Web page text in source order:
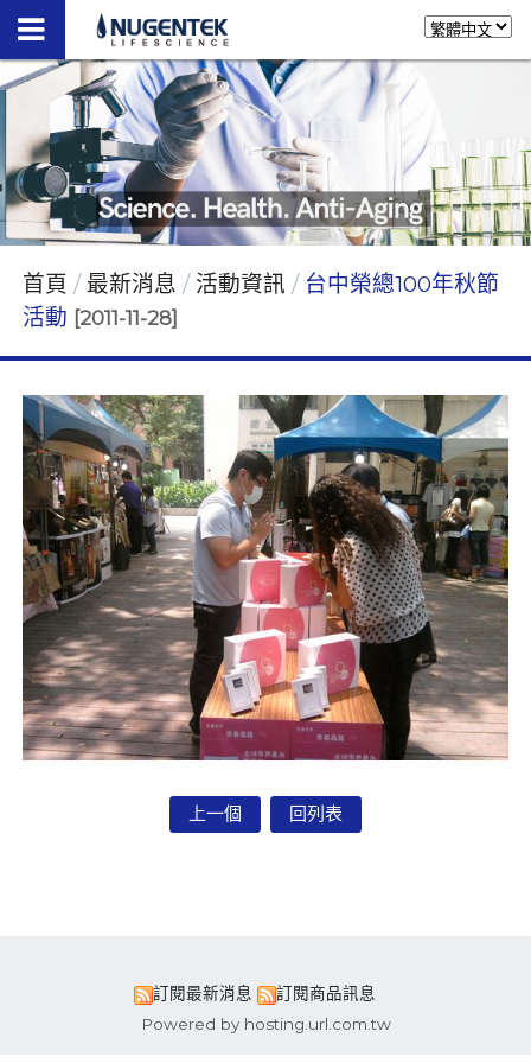
首頁 最新消息 活動資訊
台中榮總100年秋節
活動 [2011-11-28]
上一個 回列表
訂閱最新消息
訂閱商品訊息
Powered by hosting.url.com.tw